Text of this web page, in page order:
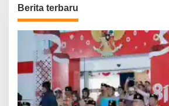
Berita terbaru